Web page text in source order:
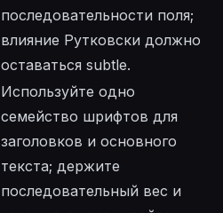
последовательности поля;
влияние Рутковски должно
оставаться subtle.
Используйте одно
семейство шрифтов для
заголовков и основного
текста; держите
последовательный вес и